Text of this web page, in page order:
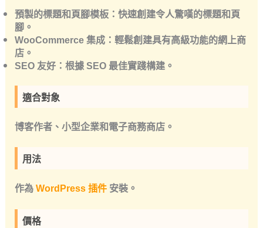
預製的標題和頁腳模板：快速創建令人驚嘆的標題和頁
腳。
WooCommerce 集成：輕鬆創建具有高級功能的網上商
店。
SEO 友好：根據 SEO 最佳實踐構建。
適合對象
博客作者、小型企業和電子商務商店。
用法
作為WordPress 插件安裝。
價格